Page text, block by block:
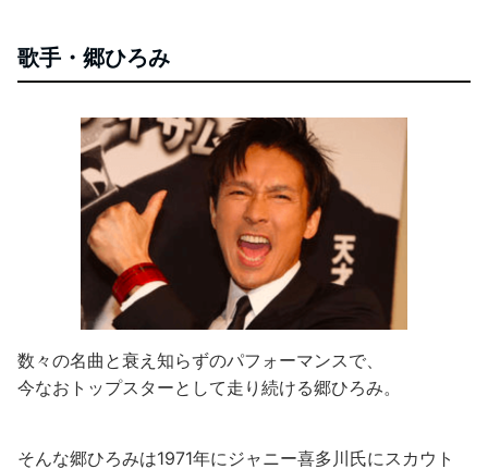
歌手・郷ひろみ
数々の名曲と衰え知らずのパフォーマンスで、
今なおトップスターとして走り続ける郷ひろみ。
そんな郷ひろみは1971年にジャニー喜多川氏にスカウト